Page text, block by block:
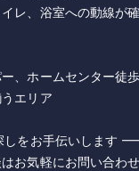
レ、浴室への動線が
ー、ホームセンター徒
エリア
しをお手伝いしま
お気軽にお問い合わせ